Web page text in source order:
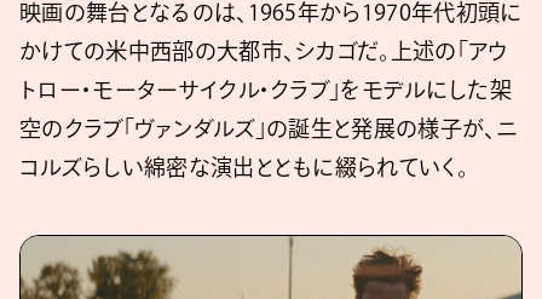
映画の舞台となるのは、1965年から1970年代初頭に
かけての米中西部の大都市、シカゴだ。上述の「アウ
トロー・モーターサイクル・クラブ」をモデルにした架
空のクラブ「ヴァンダルズ」の誕生と発展の様子が、ニ
コルズらしい綿密な演出とともに綴られていく。